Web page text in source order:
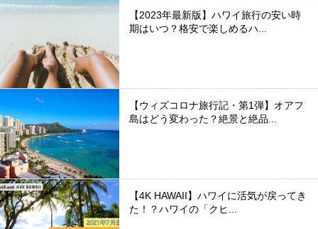
【2023年最新版】ハワイ旅行の安い時
期はいつ？格安で楽しめるハ...
【ウィズコロナ旅行記・第1弾】オアフ
島はどう変わった？絶景と絶品...
【4K HAWAII】ハワイに活気が戻ってき
た！？ハワイの「クヒ...